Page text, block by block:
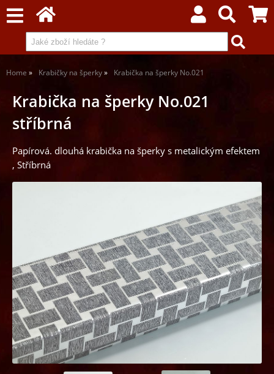
Home Krabičky na šperky Krabička na šperky No.021
Krabička na šperky No.021
stříbrná
Papírová. dlouhá krabička na šperky s metalickým efektem
, Stříbrná